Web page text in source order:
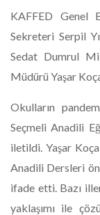
KAFFED Genel
Sekreteri Serpil
Sedat Dumrul
Müdürü Yaşar
Okulların
Seçmeli Anadili
iletildi. Yaşar
Anadili Dersleri
ifade etti. Bazı
yaklaşımı ile